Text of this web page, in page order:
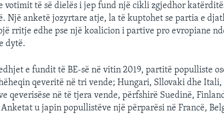
votimit të së dielës i jep fund një cikli zgjedhor
Një anketë jozyrtare atje, la të kuptohet se partia e
rritje edhe pse një koalicion i partive pro evropiane
dytë.
e fundit të BE-së në vitin 2019, partitë populliste
qeveritë në tri vende; Hungari, Sllovaki dhe Itali,
qeverisëse në të tjera vende, përfshirë Suedinë,
u japin popullistëve një përparësi në Francë,